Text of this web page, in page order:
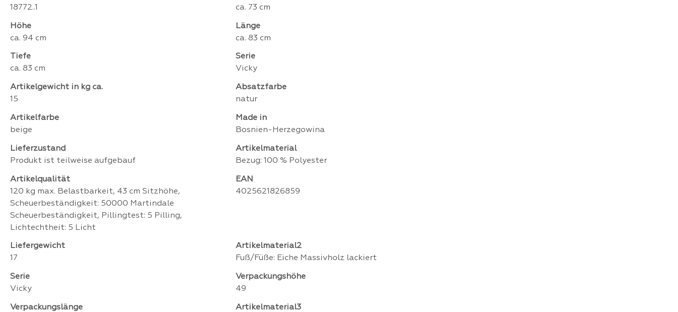
18772..1
ca. 73 cm
Höhe
ca. 94 cm
Länge
ca. 83 cm
Tiefe
ca. 83 cm
Serie
Vicky
Artikelgewicht in kg ca.
15
Absatzfarbe
natur
Artikelfarbe
beige
Made in
Bosnien-Herzegowina
Lieferzustand
Produkt ist teilweise aufgebauf
Artikelmaterial
Bezug: 100 % Polyester
Artikelqualität
120 kg max. Belastbarkeit, 43 cm Sitzhöhe,
Scheuerbeständigkeit: 50000 Martindale
Scheuerbeständigkeit, Pillingtest: 5 Pilling,
Lichtechtheit: 5 Licht
EAN
4025621826859
Liefergewicht
17
Artikelmaterial2
Fuß/Füße: Eiche Massivholz lackiert
Serie
Vicky
Verpackungshöhe
49
Verpackungslänge
Artikelmaterial3